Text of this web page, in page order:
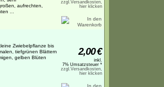
aufrechten,
...
zzgl.Versandkosten,
hier klicken
Zwiebelpflanze bis
tiefgrünen Blättern
gelben Blüten
2,00€
inkl.
7% Umsatzsteuer *
zzgl.Versandkosten,
hier klicken